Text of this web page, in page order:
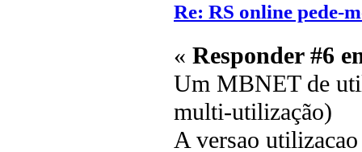
Re: RS online pede-
« Responder #6
Um MBNET de
multi-utilização)
A versao